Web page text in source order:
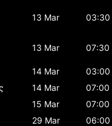
13 Mar 03:30
13 Mar 07:30
14 Mar
03:00
14 Mar
07:00
15 Mar
07:00
29 Mar
06:00